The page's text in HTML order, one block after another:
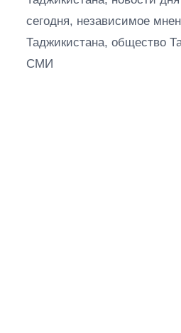
сегодня, независимое
Таджикистана, общество
СМИ